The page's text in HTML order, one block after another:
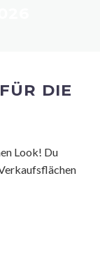
DIE
Look! Du